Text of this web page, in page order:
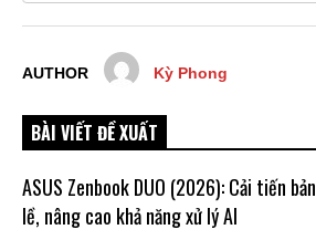
AUTHOR Kỳ Phong
BÀI VIẾT ĐỀ XUẤT
ASUS Zenbook DUO (2026): Cải tiến bản
lề, nâng cao khả năng xử lý AI